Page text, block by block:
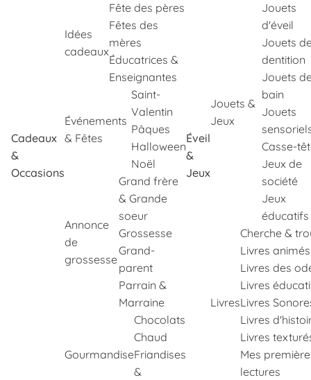
Cadeaux
&
Occasions
Idées
cadeaux
Fête des pères
Fêtes des
mères
Éducatrices &
Enseignantes
Événements
& Fêtes
Saint-
Valentin
Pâques
Halloween
Noël
Annonce
de
grossesse
Grand frère
& Grande
soeur
Grossesse
Grand-
parent
Parrain &
Marraine
Gourmandise
Chocolats
Chaud
Friandises
&
Éveil
&
Jeux
Jouets &
Jeux
Jouets
d'éveil
Jouets
dentition
Jouets
bain
Jouets
Casse-
Jeux de
société
Jeux
éducatifs
Livres
Cherche &
Livres animés
Livres des
Livres
Livres
Livres
Livres
Mes
lectures